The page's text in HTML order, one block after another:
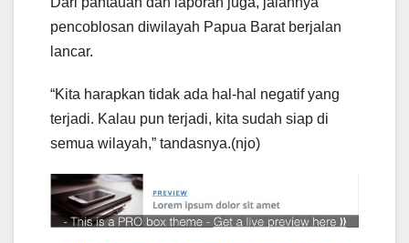
pencoblosan diwilayah Papua Barat berjalan
lancar.
“Kita harapkan tidak ada hal-hal negatif yang
terjadi. Kalau pun terjadi, kita sudah siap di
semua wilayah,” tandasnya.(njo)